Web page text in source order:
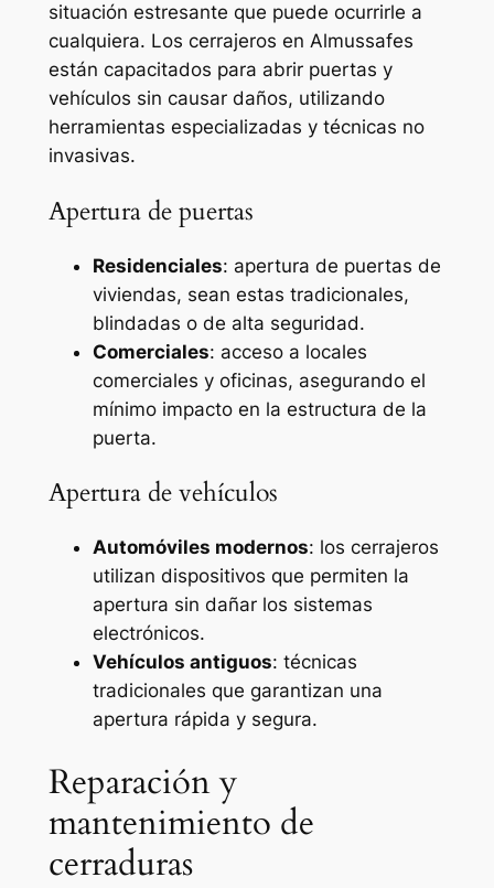
situación estresante que puede ocurrirle a
cualquiera. Los cerrajeros en Almussafes
están capacitados para abrir puertas y
vehículos sin causar daños, utilizando
herramientas especializadas y técnicas no
invasivas.
Apertura de puertas
Residenciales: apertura de puertas de
viviendas, sean estas tradicionales,
blindadas o de alta seguridad.
Comerciales: acceso a locales
comerciales y oficinas, asegurando el
mínimo impacto en la estructura de la
puerta.
Apertura de vehículos
Automóviles modernos: los cerrajeros
utilizan dispositivos que permiten la
apertura sin dañar los sistemas
electrónicos.
Vehículos antiguos: técnicas
tradicionales que garantizan una
apertura rápida y segura.
Reparación y
mantenimiento de
cerraduras